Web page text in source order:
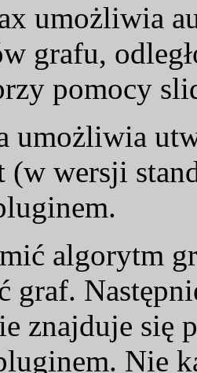
umożliwia
grafu,
pomocy
umożliwia
(w wersji
algorytm
graf.
znajduje się
Nie